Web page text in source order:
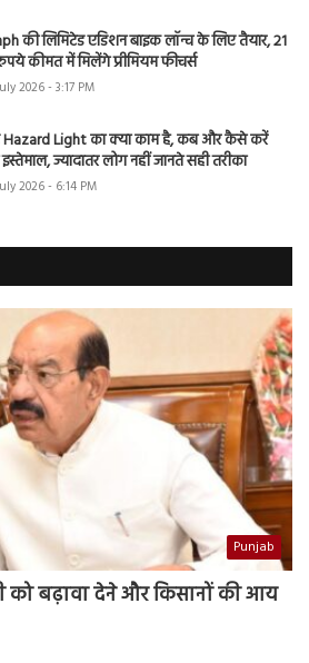
की लिमिटेड एडिशन बाइक लॉन्च के लिए तैयार, 21
कीमत में मिलेंगे प्रीमियम फीचर्स
2026 - 3:17 PM
Hazard Light का क्या काम है, कब और कैसे करें
ज्यादातर लोग नहीं जानते सही तरीका
2026 - 6:14 PM
Punjab
को बढ़ावा देने और किसानों की आय